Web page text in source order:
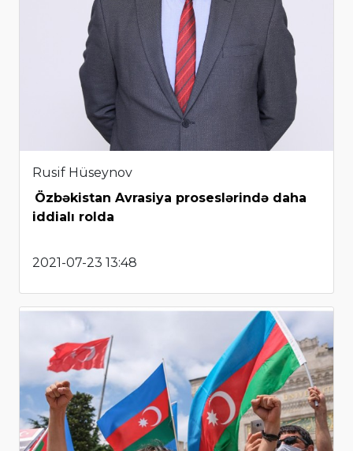
Rusif Hüseynov
Özbəkistan Avrasiya proseslərində daha
iddialı rolda
2021-07-23 13:48